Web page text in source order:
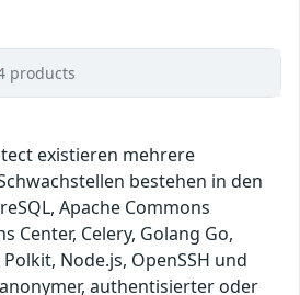
products
existieren mehrere
bestehen in den
Apache Commons
Center, Celery, Golang Go,
Polkit, Node.js, OpenSSH und
authentisierter oder